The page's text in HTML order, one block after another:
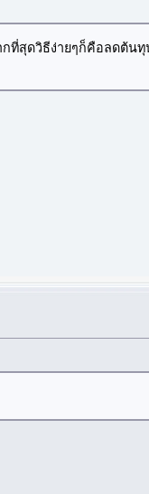
สุดวิธีง่ายๆก็คือลดต้น